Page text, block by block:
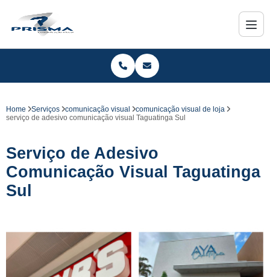
Home Serviços comunicação visual
comunicação visual de loja
serviço de adesivo comunicação visual Taguatinga Sul
Serviço de Adesivo
Comunicação Visual Taguatinga
Sul